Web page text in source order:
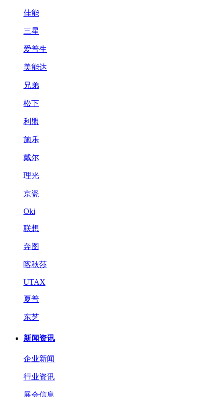
佳能
三星
爱普生
美能达
兄弟
松下
利盟
施乐
戴尔
理光
京瓷
Oki
联想
奔图
喀秋莎
UTAX
夏普
东芝
新闻资讯
企业新闻
行业资讯
展会信息